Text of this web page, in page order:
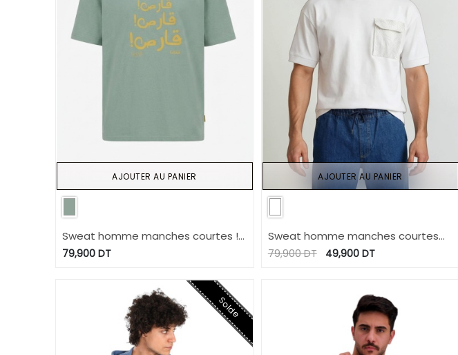
Sweat homme manches courtes !
قارص! قارص
79,900DT
AJOUTER AU PANIER
Sweat homme manches courtes
avec poche soufflet imprimé feuille
79,900DT 49,900DT
AJOUTER AU PANIER
Solde